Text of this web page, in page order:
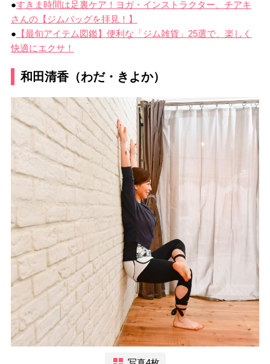
●すきま時間は足裏ケア！ヨガ・インストラクター、チアキ
さんの【ジムバッグを拝見！】
● 【最旬アイテム図鑑】便利な「ジム雑貨」25選で、楽しく
快適にエクサ！
和田清香（わだ・きよか）